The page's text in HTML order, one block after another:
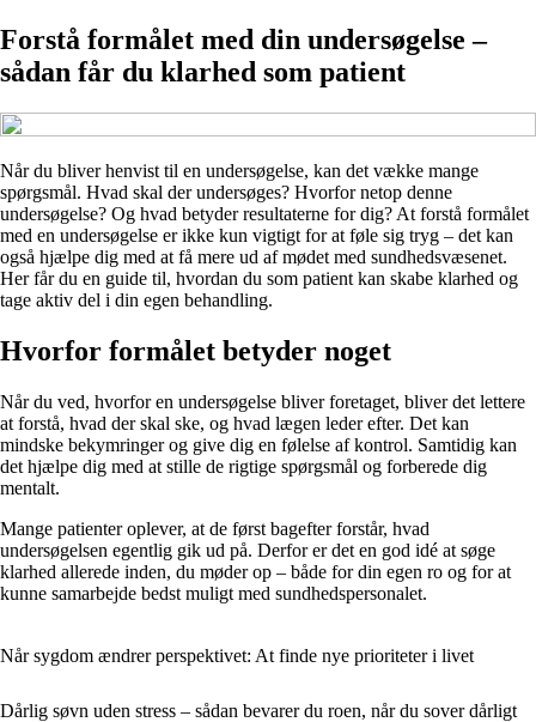
Forstå formålet med din undersøgelse –
sådan får du klarhed som patient
Når du bliver henvist til en undersøgelse, kan det vække mange
spørgsmål. Hvad skal der undersøges? Hvorfor netop denne
undersøgelse? Og hvad betyder resultaterne for dig? At forstå formålet
med en undersøgelse er ikke kun vigtigt for at føle sig tryg – det kan
også hjælpe dig med at få mere ud af mødet med sundhedsvæsenet.
Her får du en guide til, hvordan du som patient kan skabe klarhed og
tage aktiv del i din egen behandling.
Hvorfor formålet betyder noget
Når du ved, hvorfor en undersøgelse bliver foretaget, bliver det lettere
at forstå, hvad der skal ske, og hvad lægen leder efter. Det kan
mindske bekymringer og give dig en følelse af kontrol. Samtidig kan
det hjælpe dig med at stille de rigtige spørgsmål og forberede dig
mentalt.
Mange patienter oplever, at de først bagefter forstår, hvad
undersøgelsen egentlig gik ud på. Derfor er det en god idé at søge
klarhed allerede inden, du møder op – både for din egen ro og for at
kunne samarbejde bedst muligt med sundhedspersonalet.
Når sygdom ændrer perspektivet: At finde nye prioriteter i livet
Dårlig søvn uden stress – sådan bevarer du roen, når du sover dårligt